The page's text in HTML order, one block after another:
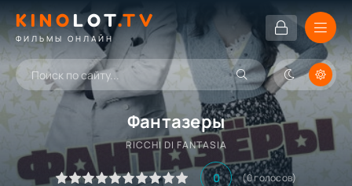
KINOLOT.TV
ФИЛЬМЫ ОНЛАЙН
Фантазеры
RICCHI DI FANTASIA
0 (0голосов)